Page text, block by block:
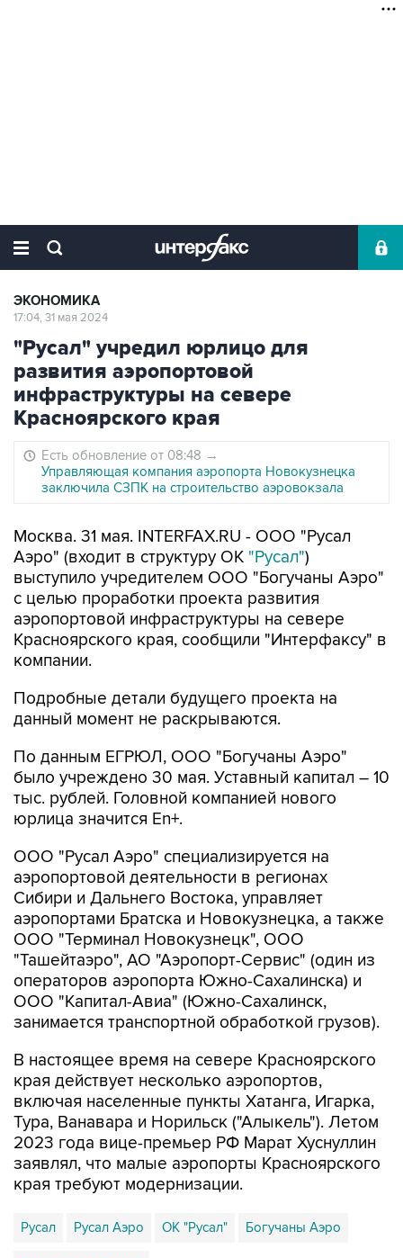
ЭКОНОМИКА
17:04, 31 мая 2024
"Русал" учредил юрлицо для
развития аэропортовой
инфраструктуры на севере
Красноярского края
Есть обновление от 08:48 →
Управляющая компания аэропорта Новокузнецка
заключила СЗПК на строительство аэровокзала
Москва. 31 мая. INTERFAX.RU - ООО "Русал
Аэро" (входит в структуру ОК "Русал")
выступило учредителем ООО "Богучаны Аэро"
с целью проработки проекта развития
аэропортовой инфраструктуры на севере
Красноярского края, сообщили "Интерфаксу" в
компании.
Подробные детали будущего проекта на
данный момент не раскрываются.
По данным ЕГРЮЛ, ООО "Богучаны Аэро"
было учреждено 30 мая. Уставный капитал – 10
тыс. рублей. Головной компанией нового
юрлица значится En+.
ООО "Русал Аэро" специализируется на
аэропортовой деятельности в регионах
Сибири и Дальнего Востока, управляет
аэропортами Братска и Новокузнецка, а также
ООО "Терминал Новокузнецк", ООО
"Ташейтаэро", АО "Аэропорт-Сервис" (один из
операторов аэропорта Южно-Сахалинска) и
ООО "Капитал-Авиа" (Южно-Сахалинск,
занимается транспортной обработкой грузов).
В настоящее время на севере Красноярского
края действует несколько аэропортов,
включая населенные пункты Хатанга, Игарка,
Тура, Ванавара и Норильск ("Алыкель"). Летом
2023 года вице-премьер РФ Марат Хуснуллин
заявлял, что малые аэропорты Красноярского
края требуют модернизации.
Русал Русал Аэро ОК "Русал" Богучаны Аэро